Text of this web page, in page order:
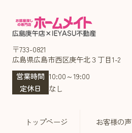
〒733-0821
広島県広島市西区庚午北３丁目1-2
営業時間 10:00～19:00
定休日
なし
トップページ お客様の声